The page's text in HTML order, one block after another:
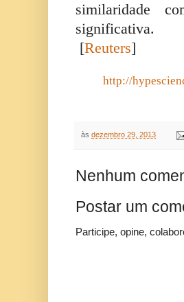
similaridade
significativa.
[Reuters]
http://
às dezembro 29, 2013
Nenhum
Postar um
Participe, opine,